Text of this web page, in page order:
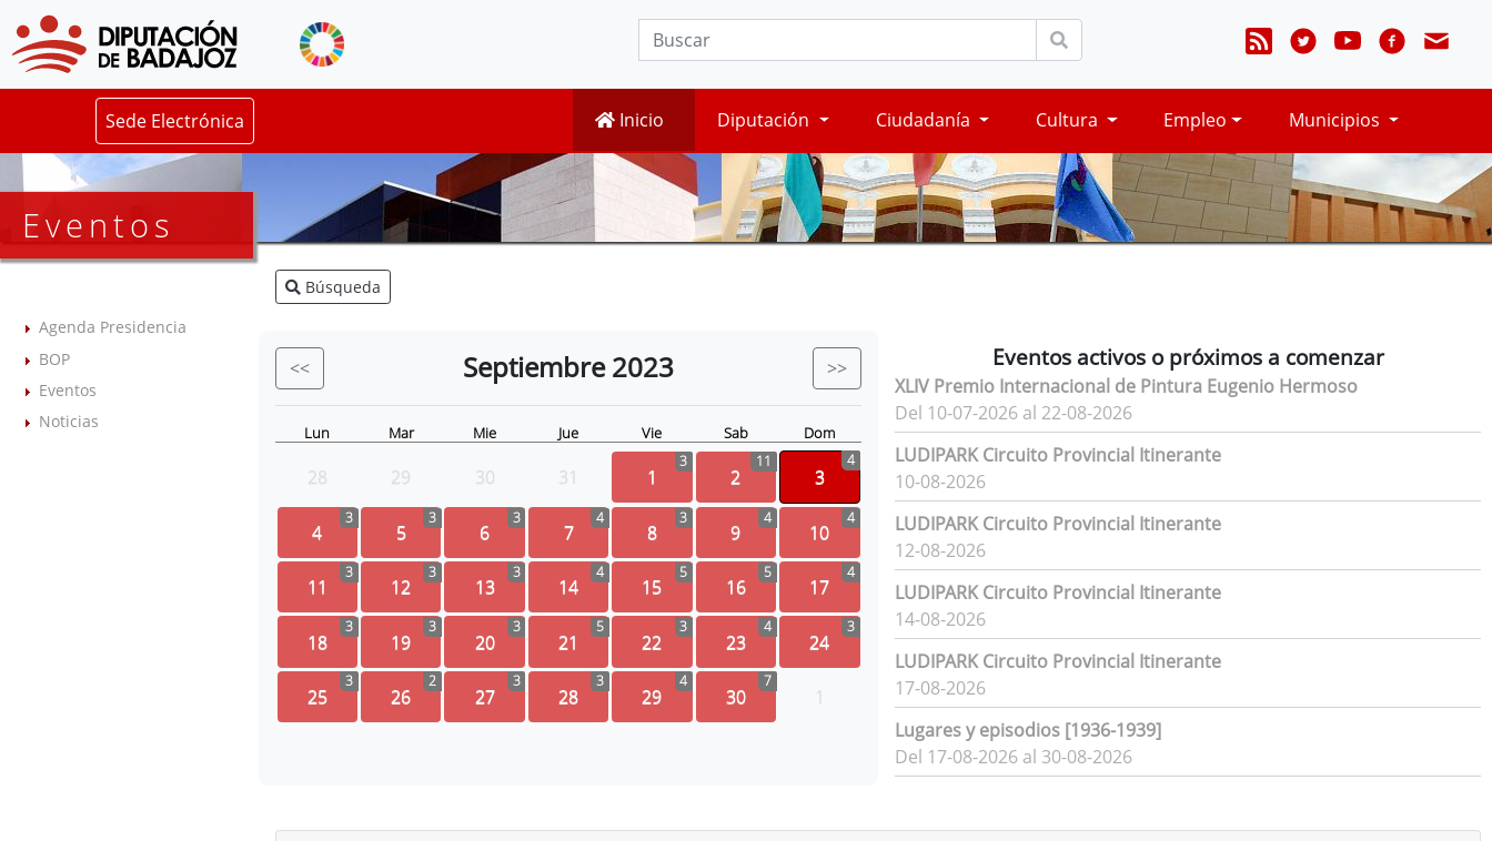
Sede Electrónica Inicio Diputación Ciudadanía Cultura Empleo Municipios
Eventos
Agenda Presidencia
BOP
Eventos
Noticias
Búsqueda
<< Septiembre 2023 >>
Lun Mar Mie Jue Vie Sab Dom
28 29 30 31 1
3
2
11
3
4
4
3
5
3
6
3
7
4
8
3
9
4
10
4
11
3
12
3
13
3
14
4
15
5
16
5
17
4
18
3
19
3
20
3
21
5
22
3
23
4
24
3
25
3
26
2
27
3
28
3
29
4
30
7
1
Eventos activos o próximos a comenzar
XLIV Premio Internacional de Pintura Eugenio Hermoso
Del 10-07-2026 al 22-08-2026
LUDIPARK Circuito Provincial Itinerante
10-08-2026
LUDIPARK Circuito Provincial Itinerante
12-08-2026
LUDIPARK Circuito Provincial Itinerante
14-08-2026
LUDIPARK Circuito Provincial Itinerante
17-08-2026
Lugares y episodios [1936-1939]
Del 17-08-2026 al 30-08-2026